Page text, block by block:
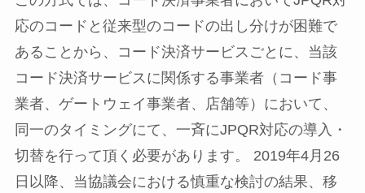
応のコードと従来型のコードの出し分けが困難で
あることから、コード決済サービスごとに、当該
コード決済サービスに関係する事業者（コード事
業者、ゲートウェイ事業者、店舗等）において、
同一のタイミングにて、一斉にJPQR対応の導入・
切替を行って頂く必要があります。 2019年4月26
日以降、当協議会における慎重な検討の結果、移